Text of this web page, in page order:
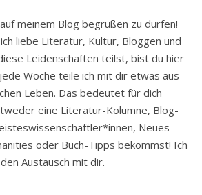
meinem Blog begrüßen zu dürfen!
liebe Literatur, Kultur, Bloggen und
Leidenschaften teilst, bist du hier
Woche teile ich mit dir etwas aus
Leben. Das bedeutet für dich
eine Literatur-Kolumne, Blog-
Neues
oder Buch-Tipps bekommst! Ich
Austausch mit dir.